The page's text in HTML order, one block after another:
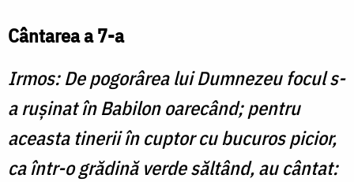
Cântarea a 7-a
Irmos: De pogorârea lui Dumnezeu focul s-
a ruşinat în Babilon oarecând; pentru
aceasta tinerii în cuptor cu bucuros picior,
ca într-o grădină verde săltând, au cântat: